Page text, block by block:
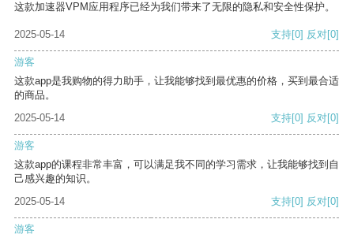
这款加速器VPM应用程序已经为我们带来了无限的隐私和安全性保护。
2025-05-14 支持[0] 反对[0]
游客
这款app是我购物的得力助手，让我能够找到最优惠的价格，买到最合适
的商品。
2025-05-14
支持[0] 反对[0]
游客
这款app的课程非常丰富，可以满足我不同的学习需求，让我能够找到自
己感兴趣的知识。
2025-05-14
支持[0] 反对[0]
游客